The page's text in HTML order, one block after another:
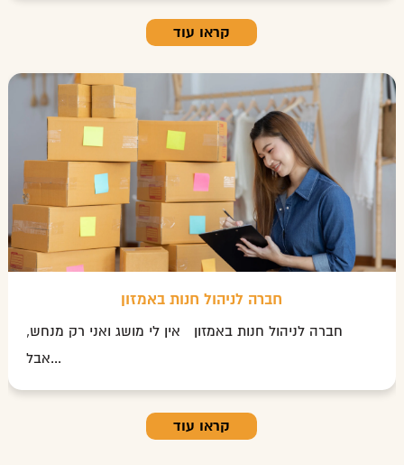
קראו עוד
חברה לניהול חנות באמזון
חברה לניהול חנות באמזון אין לי מושג ואני רק מנחש,
אבל...
קראו עוד